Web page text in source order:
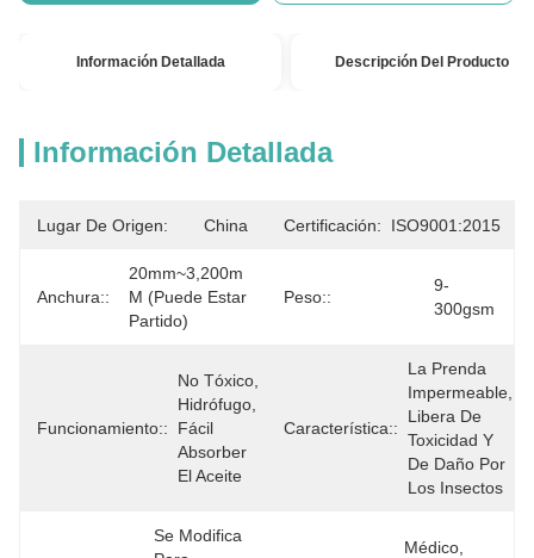
Información Detallada Descripción Del Producto
Información Detallada
Lugar De Origen: China Certificación: ISO9001:2015
Anchura::
20mm~3,200m
M (puede Estar
Partido)
Peso::
9-
300gsm
Funcionamiento::
No Tóxico,
Hidrófugo,
Fácil
Absorber
El Aceite
Característica::
La Prenda
Impermeable,
Libera De
Toxicidad Y
De Daño Por
Los Insectos
Se Modifica
Médico,